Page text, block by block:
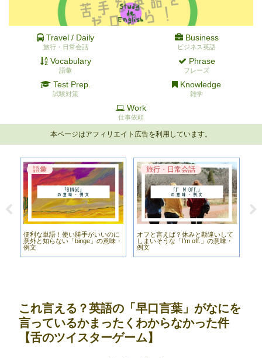
Travel / Daily
旅行・日常会話
Business
ビジネス英語
Vocabulary
語彙
Phrase
フレーズ
Test Prep.
試験対策
Knowledge
雑学
Work
仕事依頼
本ページはアフィリエイト広告を利用しています。
語彙
便利な単語！使い勝手がいいのに
意外と知らない「binge」の意味・
例文
旅行・日常会話
オフと言えば？休みと勘違いして
しまいそうな「I’m off.」の意味・
例文
これ言える？英語の「早口言葉」がなにを
言っているかまったくわからなかった件
【舌のツイスターゲーム】